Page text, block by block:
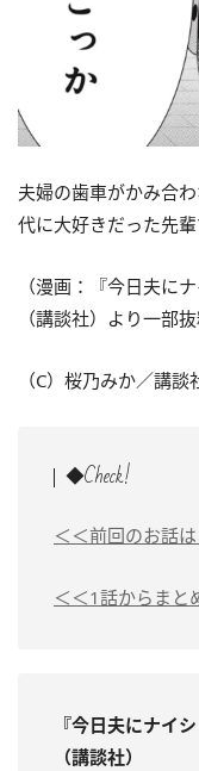
夫婦の歯車がかみ合
代に大好きだった先
（漫画：『今日夫に
（講談社）より一部
（C）桜乃みか／講談
◆Check!
＜＜前回のお話
＜＜1話からまと
『今日夫にナイ
（講談社）